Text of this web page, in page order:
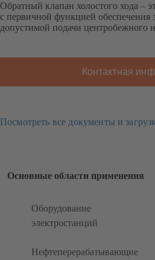
Обратный клапан холостого хода –
с первичной функцией обеспечения
допустимой подачи центробежного
Контактная
Посмотреть все документы и
Основные области применения
Оборудование
электростанций
Нефтеперерабатывающие